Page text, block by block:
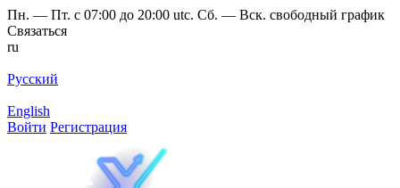
Пн. — Пт. с 07:00 до 20:00 utc. Сб. — Вск. свободный график
Связаться
ru
Русский
English
Войти Регистрация